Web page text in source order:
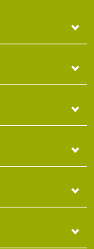
正しく計算
り、送料が
て正しい送
。
より再配達希
ります。
場合がありま